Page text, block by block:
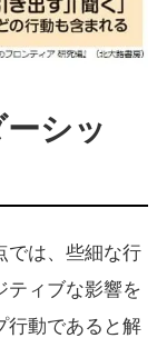
シッ
では、些細な行
ティブな影響を
行動であると解